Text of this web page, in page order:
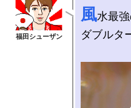
風水最
ダブルタ